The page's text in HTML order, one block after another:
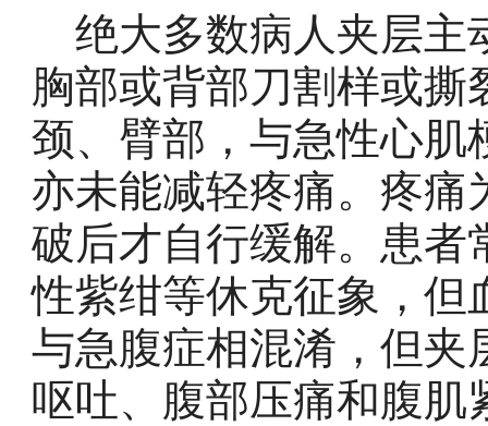
绝大多数病人夹层主
胸部或背部刀割样或
颈、臂部，与急性心肌
亦未能减轻疼痛。疼痛
破后才自行缓解。患者
性紫绀等休克征象，但
与急腹症相混淆，但夹
呕吐、腹部压痛和腹肌